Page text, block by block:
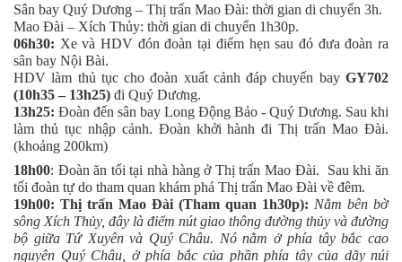
Sân bay Quý Dương – Thị trấn Mao Đài: thời gian di chuyển 3h.
Mao Đài – Xích Thủy: thời gian di chuyển 1h30p.
06h30: Xe và HDV đón đoàn tại điểm hẹn sau đó đưa đoàn ra
sân bay Nội Bài.
HDV làm thủ tục cho đoàn xuất cảnh đáp chuyến bay GY702
(10h35 – 13h25) đi Quý Dương.
13h25: Đoàn đến sân bay Long Động Bảo - Quý Dương. Sau khi
làm thủ tục nhập cảnh. Đoàn khởi hành đi Thị trấn Mao Đài.
(khoảng 200km)
18h00: Đoàn ăn tối tại nhà hàng ở Thị trấn Mao Đài. Sau khi ăn
tối đoàn tự do tham quan khám phá Thị trấn Mao Đài về đêm.
19h00: Thị trấn Mao Đài (Tham quan 1h30p): Nằm bên bờ
sông Xích Thủy, đây là điểm nút giao thông đường thủy và đường
bộ giữa Tứ Xuyên và Quý Châu. Nó nằm ở phía tây bắc cao
nguyên Quý Châu, ở phía bắc của phần phía tây của dãy núi